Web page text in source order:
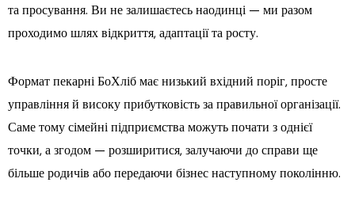
та просування. Ви не залишаєтесь наодинці — ми разом
проходимо шлях відкриття, адаптації та росту.
Формат пекарні БоХліб має низький вхідний поріг, просте
управління й високу прибутковість за правильної організації.
Саме тому сімейні підприємства можуть почати з однієї
точки, а згодом — розширитися, залучаючи до справи ще
більше родичів або передаючи бізнес наступному поколінню.